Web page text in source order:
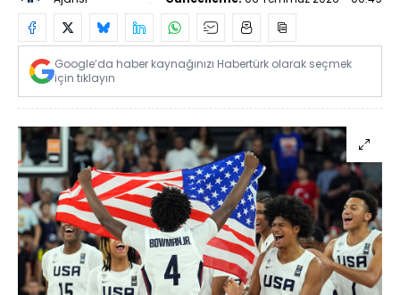
Google’da haber kaynağınızı Habertürk olarak seçmek
için tıklayın